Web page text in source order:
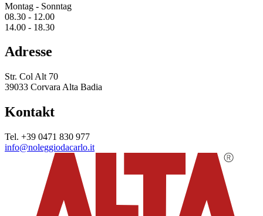
Montag - Sonntag
08.30 - 12.00
14.00 - 18.30
Adresse
Str. Col Alt 70
39033 Corvara Alta Badia
Kontakt
Tel. +39 0471 830 977
info@noleggiodacarlo.it